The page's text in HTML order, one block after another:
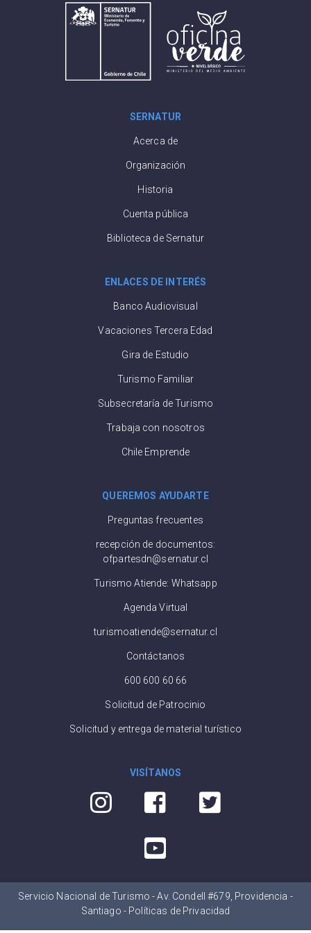
SERNATUR
Acerca de
Organización
Historia
Cuenta pública
Biblioteca de Sernatur
ENLACES DE INTERÉS
Banco Audiovisual
Vacaciones Tercera Edad
Gira de Estudio
Turismo Familiar
Subsecretaría de Turismo
Trabaja con nosotros
Chile Emprende
QUEREMOS AYUDARTE
Preguntas frecuentes
recepción de documentos:
ofpartesdn@sernatur.cl
Turismo Atiende: Whatsapp
Agenda Virtual
turismoatiende@sernatur.cl
Contáctanos
600 600 60 66
Solicitud de Patrocinio
Solicitud y entrega de material turístico
VISÍTANOS
Servicio Nacional de Turismo - Av. Condell #679, Providencia -
Santiago - Políticas de Privacidad